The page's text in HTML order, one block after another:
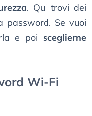
. Qui trovi dei
password. Se vuoi
e poi sceglierne
Wi-Fi